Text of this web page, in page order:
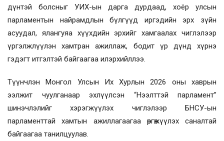
дүнтэй болсныг УИХ-ын дарга дурдаад, хоёр улсын
парламентын найрамдлын бүлгүүд иргэдийн эрх зүйн
асуудал, ялангуяа хүүхдийн эрхийг хамгаалах чиглэлээр
үргэлжлүүлэн хамтран ажиллаж, бодит үр дүнд хүрнэ
гэдэгт итгэлтэй байгаагаа илэрхийллээ.
Түүнчлэн Монгол Улсын Их Хурлын 2026 оны хаврын
ээлжит чуулганаар эхлүүлсэн “Нээлттэй парламент”
шинэчлэлийг хэрэгжүүлэх чиглэлээр БНСУ-ын
парламенттай хамтын ажиллагаагаа өргөжүүлэх саналтай
байгаагаа танилцуулав.